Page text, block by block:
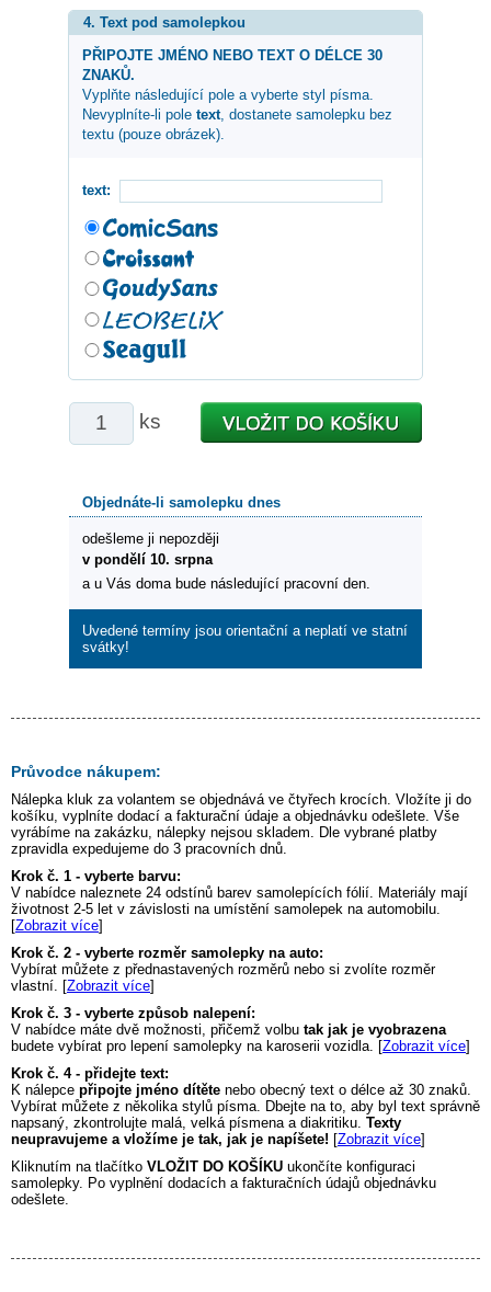
4. Text pod samolepkou
PŘIPOJTE JMÉNO NEBO TEXT O DÉLCE 30
ZNAKŮ.
Vyplňte následující pole a vyberte styl písma.
Nevyplníte-li pole text, dostanete samolepku bez
textu (pouze obrázek).
text:
ks
Objednáte-li samolepku dnes
odešleme ji nepozději
v pondělí 10. srpna
a u Vás doma bude následující pracovní den.
Uvedené termíny jsou orientační a neplatí ve statní
svátky!
Průvodce nákupem:
Nálepka kluk za volantem se objednává ve čtyřech krocích. Vložíte ji do
košíku, vyplníte dodací a fakturační údaje a objednávku odešlete. Vše
vyrábíme na zakázku, nálepky nejsou skladem. Dle vybrané platby
zpravidla expedujeme do 3 pracovních dnů.
Krok č. 1 - vyberte barvu:
V nabídce naleznete 24 odstínů barev samolepících fólií. Materiály mají
životnost 2-5 let v závislosti na umístění samolepek na automobilu.
[Zobrazit více]
Krok č. 2 - vyberte rozměr samolepky na auto:
Vybírat můžete z přednastavených rozměrů nebo si zvolíte rozměr
vlastní. [Zobrazit více]
Krok č. 3 - vyberte způsob nalepení:
V nabídce máte dvě možnosti, přičemž volbu tak jak je vyobrazena
budete vybírat pro lepení samolepky na karoserii vozidla. [Zobrazit více]
Krok č. 4 - přidejte text:
K nálepce připojte jméno dítěte nebo obecný text o délce až 30 znaků.
Vybírat můžete z několika stylů písma. Dbejte na to, aby byl text správně
napsaný, zkontrolujte malá, velká písmena a diakritiku. Texty
neupravujeme a vložíme je tak, jak je napíšete! [Zobrazit více]
Kliknutím na tlačítko VLOŽIT DO KOŠÍKU ukončíte konfiguraci
samolepky. Po vyplnění dodacích a fakturačních údajů objednávku
odešlete.